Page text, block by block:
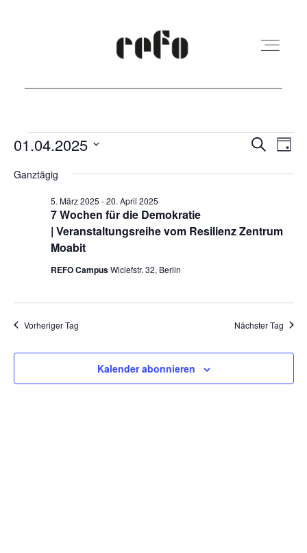
REFO Moabit
Terminkalender
Kita
Vermietung
Veranstaltungen
für
April
2025
Suche
SucheTag
01.04.2025
Ganztägig
7 Wochen für die Demokratie
| Veranstaltungsreihe vom Resilienz Zentrum
Moabit
5. März 2025 -20. April 2025
REFO CampusWiclefstr. 32, Berlin
Vorheriger Tag Nächster Tag
Kalender abonnieren